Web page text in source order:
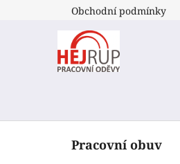
Obchodní podmínky
Pracovní obuv